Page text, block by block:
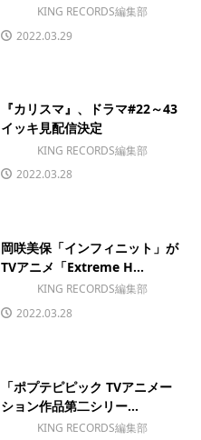
KING RECORDS編集部
2022.03.29
『カリスマ』、ドラマ#22～43
イッキ見配信決定
KING RECORDS編集部
2022.03.28
岡咲美保「インフィニット」が
TVアニメ「Extreme H...
KING RECORDS編集部
2022.03.28
「ポプテピピック TVアニメー
ション作品第二シリー...
KING RECORDS編集部